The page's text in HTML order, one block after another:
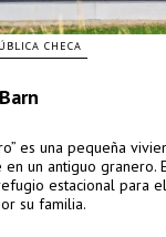
CHECA
es una pequeña
un antiguo granero.
estacional para
su familia.